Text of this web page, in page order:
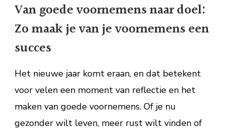
naar
doel:
van
je
voornemens
Van goede voornemens naar doel:
Zo maak je van je voornemens een
succes
Het nieuwe jaar komt eraan, en dat betekent
voor velen een moment van reflectie en het
maken van goede voornemens. Of je nu
gezonder wilt leven, meer rust wilt vinden of